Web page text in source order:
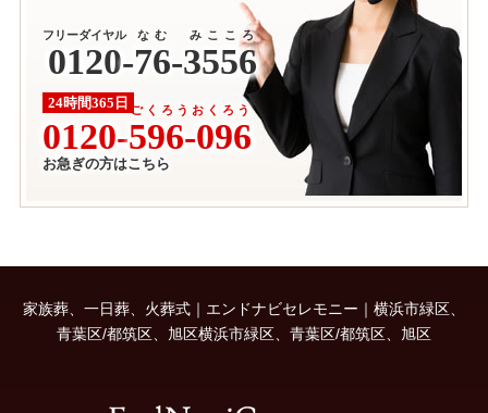
0120
フリーダイヤル
-76-3556
なむ みこころ
24時間365日
0120-596-096
ごくろうおくろう
お急ぎの方はこちら
家族葬、一日葬、火葬式｜エンドナビセレモニー｜横浜市緑区、
青葉区/都筑区、旭区横浜市緑区、青葉区/都筑区、旭区